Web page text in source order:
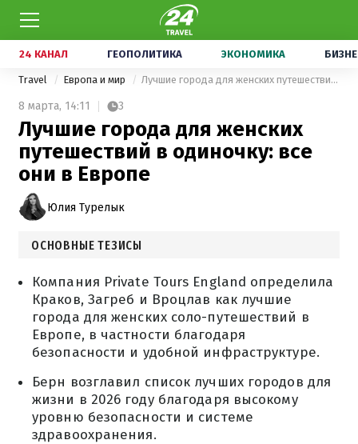
24 КАНАЛ ГЕОПОЛИТИКА ЭКОНОМИКА
Travel Европа и мир Лучшие города для женских путешествий в одиночку: все они в Европе
8 марта, 14:11 3
Лучшие города для женских
путешествий в одиночку: все
они в Европе
Юлия Турелык
ОСНОВНЫЕ ТЕЗИСЫ
Компания Private Tours England определила
Краков, Загреб и Вроцлав как лучшие
города для женских соло-путешествий в
Европе, в частности благодаря
безопасности и удобной инфраструктуре.
Берн возглавил список лучших городов для
жизни в 2026 году благодаря высокому
уровню безопасности и системе
здравоохранения.